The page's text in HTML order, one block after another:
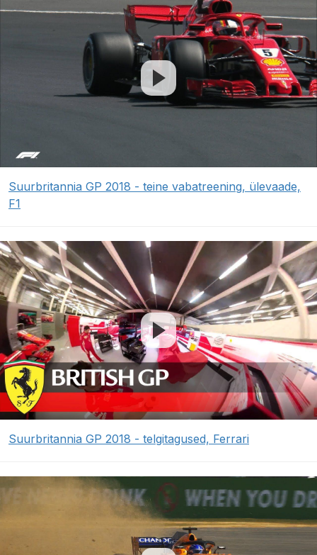
Suurbritannia GP 2018 - teine vabatreening, ülevaade,
F1
Suurbritannia GP 2018 - telgitagused, Ferrari